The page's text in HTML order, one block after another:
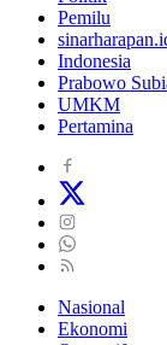
Pemilu
Indonesia
Prabowo
UMKM
Pertamina
Nasional
Ekonomi